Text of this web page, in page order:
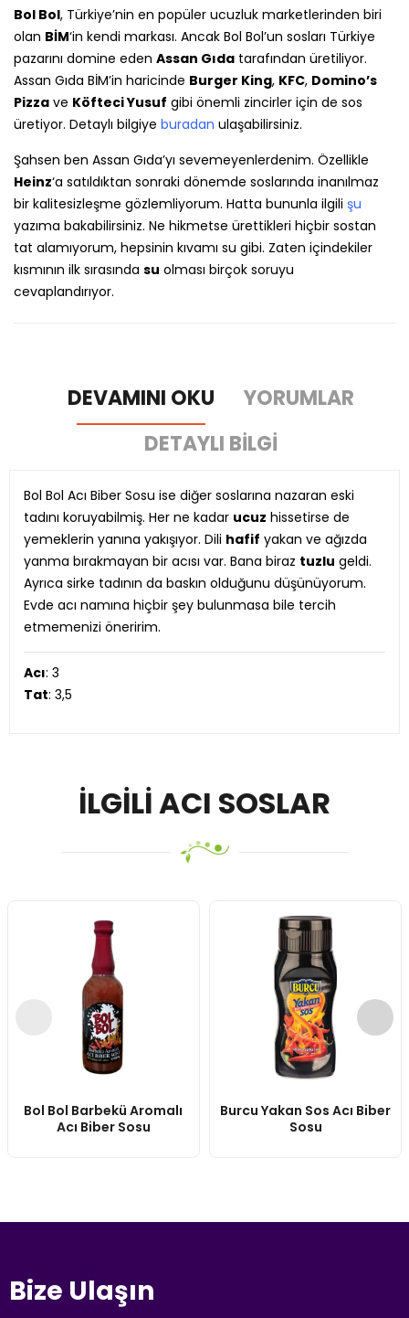
Bol Bol, Türkiye’nin en popüler ucuzluk marketlerinden biri
olan BİM‘in kendi markası. Ancak Bol Bol’un sosları Türkiye
pazarını domine eden Assan Gıda tarafından üretiliyor.
Assan Gıda BİM’in haricinde Burger King, KFC, Domino’s
Pizza ve Köfteci Yusuf gibi önemli zincirler için de sos
üretiyor. Detaylı bilgiye buradan ulaşabilirsiniz.
Şahsen ben Assan Gıda’yı sevemeyenlerdenim. Özellikle
Heinz‘a satıldıktan sonraki dönemde soslarında inanılmaz
bir kalitesizleşme gözlemliyorum. Hatta bununla ilgili şu
yazıma bakabilirsiniz. Ne hikmetse ürettikleri hiçbir sostan
tat alamıyorum, hepsinin kıvamı su gibi. Zaten içindekiler
kısmının ilk sırasında su olması birçok soruyu
cevaplandırıyor.
DEVAMINI OKU
YORUMLAR
DETAYLI BILGI
Bol Bol Acı Biber Sosu ise diğer soslarına nazaran eski
tadını koruyabilmiş. Her ne kadar ucuz hissetirse de
yemeklerin yanına yakışıyor. Dili hafif yakan ve ağızda
yanma bırakmayan bir acısı var. Bana biraz tuzlu geldi.
Ayrıca sirke tadının da baskın olduğunu düşünüyorum.
Evde acı namına hiçbir şey bulunmasa bile tercih
etmemenizi öneririm.
Acı: 3
Tat: 3,5
İLGILI ACI SOSLAR
Bol Bol Barbekü Aromalı
Acı Biber Sosu
Burcu Yakan Sos Acı Biber
Sosu
Bize Ulaşın